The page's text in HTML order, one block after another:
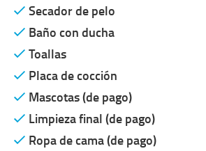
Secador de pelo
Baño con ducha
Toallas
Placa de cocción
Mascotas (de pago)
Limpieza final (de pago)
Ropa de cama (de pago)